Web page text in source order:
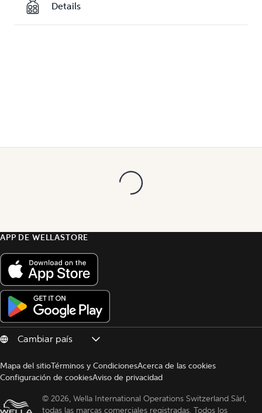
Details
APP DE WELLASTORE
Mapa del sitioTérminos y CondicionesAcerca de las cookies
Configuración de cookiesAviso de privacidad
© 2026, Wella International Operations Switzerland Sàrl,
todas las marcas comerciales registradas. Todos los